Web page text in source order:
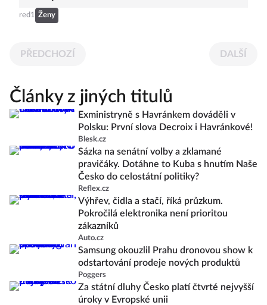
red1 Ženy
PŘEDCHOZÍ DALŠÍ
Články z jiných titulů
Exministryně s Havránkem dováděli v
Polsku: První slova Decroix i Havránkové!
Blesk.cz
Sázka na senátní volby a zklamané
pravičáky. Dotáhne to Kuba s hnutím Naše
Česko do celostátní politiky?
Reflex.cz
Výhřev, čidla a stačí, říká průzkum.
Pokročilá elektronika není prioritou
zákazníků
Auto.cz
Samsung okouzlil Prahu dronovou show k
odstartování prodeje nových produktů
Poggers
Za státní dluhy Česko platí čtvrté nejvyšší
úroky v Evropské unii